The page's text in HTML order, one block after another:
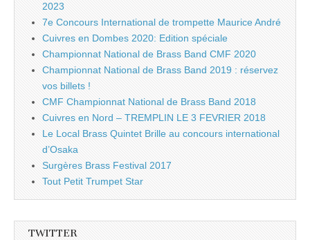
2023
7e Concours International de trompette Maurice André
Cuivres en Dombes 2020: Edition spéciale
Championnat National de Brass Band CMF 2020
Championnat National de Brass Band 2019 : réservez
vos billets !
CMF Championnat National de Brass Band 2018
Cuivres en Nord – TREMPLIN LE 3 FEVRIER 2018
Le Local Brass Quintet Brille au concours international
d’Osaka
Surgères Brass Festival 2017
Tout Petit Trumpet Star
TWITTER